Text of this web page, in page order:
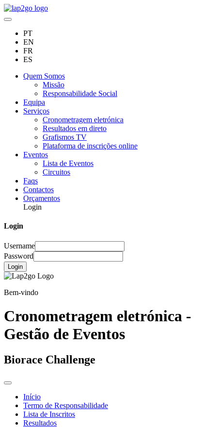
PT
EN
FR
ES
Quem Somos
Missão
Responsabilidade Social
Equipa
Serviços
Cronometragem eletrónica
Resultados em direto
Grafismos TV
Plataforma de inscrições online
Eventos
Lista de Eventos
Circuitos
Faqs
Contactos
Orçamentos
Login
Login
Username
Password
Login
Bem-vindo
Cronometragem eletrónica -
Gestão de Eventos
Biorace Challenge
Início
Termo de Responsabilidade
Lista de Inscritos
Resultados